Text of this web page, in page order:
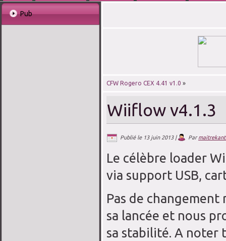
Pub
CFW Rogero CEX 4.41 v1.0 »
Wiiflow v4.1.3
Publié le 13 juin 2013| Par
Le célèbre loader
via support USB,
Pas de
sa lancée et nous
sa stabilité. A noter